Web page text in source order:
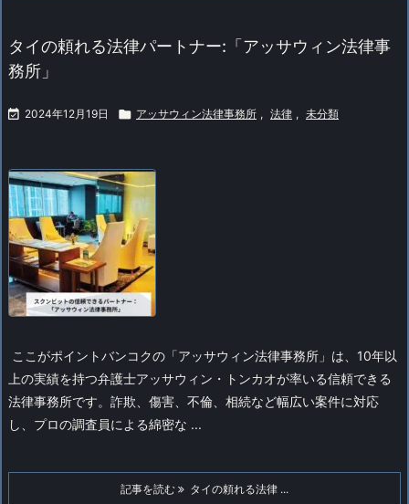
タイの頼れる法律パートナー:「アッサウィン法律事
務所」
 2024年12月19日  アッサウィン法律事務所 , 法律 , 未分類
ここがポイントバンコクの「アッサウィン法律事務所」は、10年以
上の実績を持つ弁護士アッサウィン・トンカオが率いる信頼できる
法律事務所です。詐欺、傷害、不倫、相続など幅広い案件に対応
し、プロの調査員による綿密な ...
記事を読む タイの頼れる法律 ...